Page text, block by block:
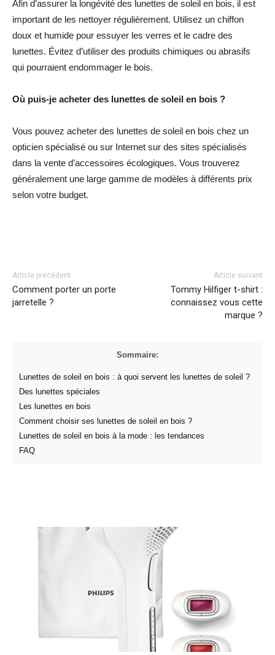
Afin d’assurer la longévité des lunettes de soleil en bois, il est
important de les nettoyer régulièrement. Utilisez un chiffon
doux et humide pour essuyer les verres et le cadre des
lunettes. Évitez d’utiliser des produits chimiques ou abrasifs
qui pourraient endommager le bois.
Où puis-je acheter des lunettes de soleil en bois ?
Vous pouvez acheter des lunettes de soleil en bois chez un
opticien spécialisé ou sur Internet sur des sites spécialisés
dans la vente d’accessoires écologiques. Vous trouverez
généralement une large gamme de modèles à différents prix
selon votre budget.
Article précédent
Comment porter un porte
jarretelle ?
Article suivant
Tommy Hilfiger t-shirt :
connaissez vous cette
marque ?
Sommaire:
Lunettes de soleil en bois : à quoi servent les lunettes de soleil ?
Des lunettes spéciales
Les lunettes en bois
Comment choisir ses lunettes de soleil en bois ?
Lunettes de soleil en bois à la mode : les tendances
FAQ